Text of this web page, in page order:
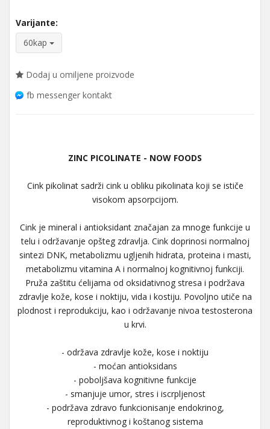
Varijante:
60kap
Dodaj u omiljene proizvode
fb messenger kontakt
ZINC PICOLINATE - NOW FOODS
Cink pikolinat sadrži cink u obliku pikolinata koji se ističe
visokom apsorpcijom.
Cink je mineral i antioksidant značajan za mnoge funkcije u
telu i održavanje opšteg zdravlja. Cink doprinosi normalnoj
sintezi DNK, metabolizmu ugljenih hidrata, proteina i masti,
metabolizmu vitamina A i normalnoj kognitivnoj funkciji.
Pruža zaštitu ćelijama od oksidativnog stresa i podržava
zdravlje kože, kose i noktiju, vida i kostiju. Povoljno utiče na
plodnost i reprodukciju, kao i održavanje nivoa testosterona
u krvi.
- održava zdravlje kože, kose i noktiju
- moćan antioksidans
- poboljšava kognitivne funkcije
- smanjuje umor, stres i iscrpljenost
- podržava zdravo funkcionisanje endokrinog,
reproduktivnog i koštanog sistema